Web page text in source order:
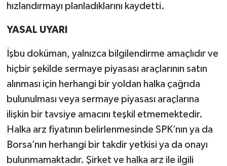
hızlandırmayı planladıklarını kaydetti.
YASAL UYARI
İşbu doküman, yalnızca bilgilendirme amaçlıdır ve
hiçbir şekilde sermaye piyasası araçlarının satın
alınması için herhangi bir yoldan halka çağrıda
bulunulması veya sermaye piyasası araçlarına
ilişkin bir tavsiye amacını teşkil etmemektedir.
Halka arz fiyatının belirlenmesinde SPK’nın ya da
Borsa’nın herhangi bir takdir yetkisi ya da onayı
bulunmamaktadır. Şirket ve halka arz ile ilgili